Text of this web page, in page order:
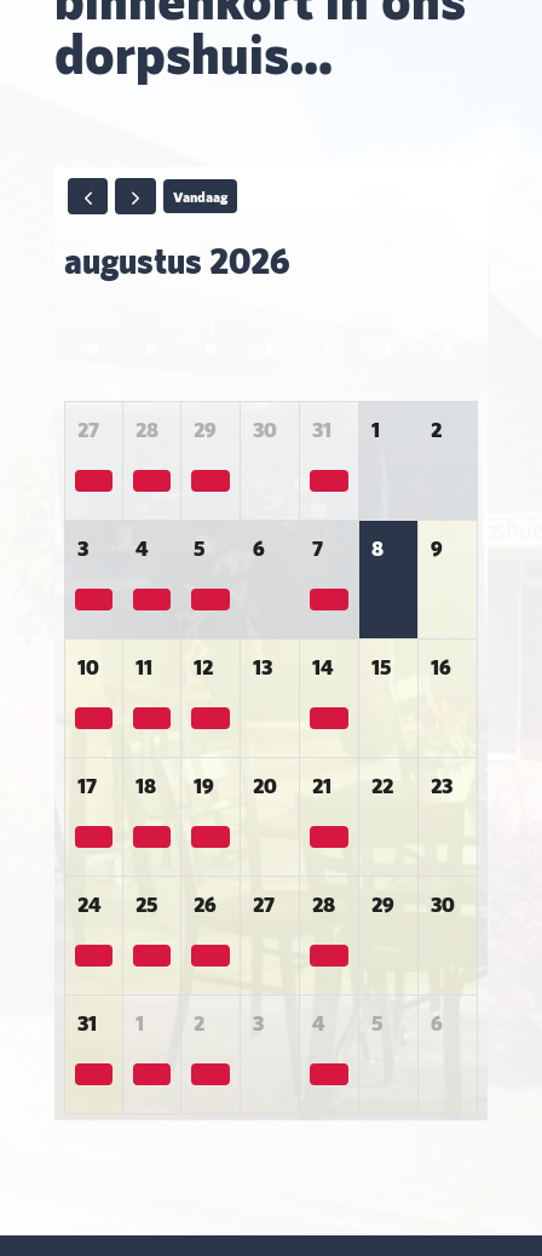
dorpshuis…
Vandaag
augustus 2026
27 28 29 30 31 1 2
3 4 5 6 7 8 9
10 11 12 13 14 15 16
17 18 19 20 21 22 23
24 25 26 27 28 29 30
31 1 2 3 4 5 6